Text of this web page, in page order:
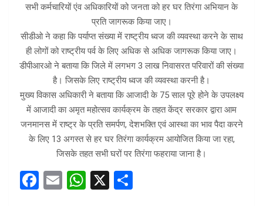
सभी कर्मचारियों एंव अधिकारियों को जनता को हर घर तिरंगा अभियान के
प्रति जागरूक किया जाए।
सीडीओ ने कहा कि पर्याप्त संख्या में राष्ट्रीय ध्वज की व्यवस्था करने के साथ
ही लोगों को राष्ट्रीय पर्व के लिए अधिक से अधिक जागरूक किया जाए।
डीपीआरओ ने बताया कि जिले में लगभग 3 लाख निवासरत परिवारों की संख्या
है। जिसके लिए राष्ट्रीय ध्वज की व्यवस्था करनी है।
मुख्य विकास अधिकारी ने बताया कि आजादी के 75 साल पूरे होने के उपलक्ष्य
में आजादी का अमृत महोत्सव कार्यक्रम के तहत केंद्र सरकार द्वारा आम
जनमानस में राष्ट्र के प्रति समर्पण, देशभक्ति एवं आस्था का भाव पैदा करने
के लिए 13 अगस्त से हर घर तिरंगा कार्यक्रम आयोजित किया जा रहा,
जिसके तहत सभी घरों पर तिरंगा फहराया जाना है।
F
E
W X